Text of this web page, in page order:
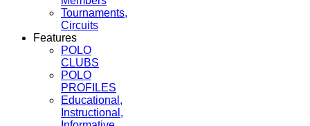
Tournaments,
Circuits
Features
POLO
CLUBS
POLO
PROFILES
Educational,
Instructional,